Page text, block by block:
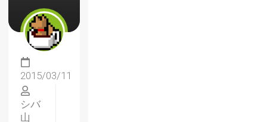
2015/03/11
シバ
山